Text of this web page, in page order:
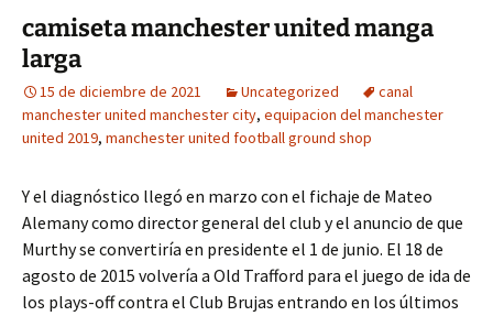
camiseta manchester united manga
larga
15 de diciembre de 2021 Uncategorized
canal
manchester united manchester city, equipacion del manchester
united 2019, manchester united football ground shop
Y el diagnóstico llegó en marzo con el fichaje de Mateo
Alemany como director general del club y el anuncio de que
Murthy se convertiría en presidente el 1 de junio. El 18 de
agosto de 2015 volvería a Old Trafford para el juego de ida de
los plays-off contra el Club Brujas entrando en los últimos